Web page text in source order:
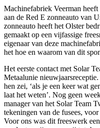
Machinefabriek Veerman
aan de Red E zonneauto van
zonneauto heeft het Olster
gemaakt op een vijfassige
eigenaar van deze
het hoe en waarom van dit
Het eerste contact met Solar
Metaalunie
hen zei, ‘als je een keer wat
laat het weten’. Nog geen
manager van het Solar Team
tekeningen van de fusees,
Voor ons was dit freeswerk